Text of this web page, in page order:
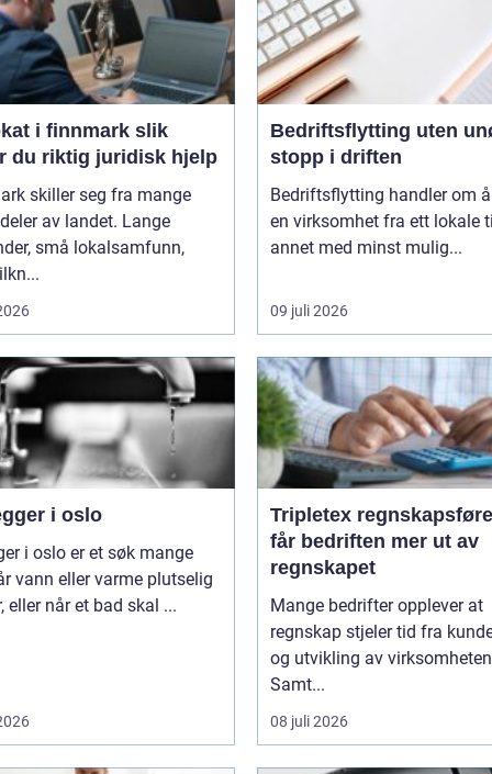
i finnmark slik
du riktig juridisk hjelp
skiller seg fra mange
av landet. Lange
små lokalsamfunn,
Bedriftsflytting uten
stopp i driften
Bedriftsflytting handler om
en virksomhet fra ett lokale
annet med minst mulig...
09 juli 2026
i oslo
i oslo er et søk mange
vann eller varme plutselig
eller når et bad skal ...
Tripletex regnskapsfører
får bedriften mer ut av
regnskapet
Mange bedrifter opplever at
regnskap stjeler tid fra
og utvikling av
Samt...
08 juli 2026